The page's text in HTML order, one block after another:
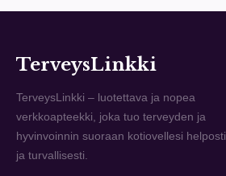
TerveysLinkki
TerveysLinkki – luotettava ja nopea
verkkoapteekki, joka tuo terveyden ja
hyvinvoinnin suoraan kotiovellesi helposti
ja turvallisesti.